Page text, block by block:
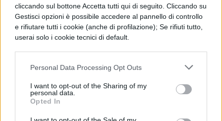
cliccando sul bottone Accetta tutti qui di seguito. Cliccando su
Gestisci opzioni è possibile accedere al pannello di controllo
e rifiutare tutti i cookie (anche di profilazione); Se rifiuti tutto,
userai solo i cookie tecnici di default.
Personal Data Processing Opt Outs
I want to opt-out of the Sharing of my
personal data.
Opted In
Germania di Tacito, Paragrafo 32
LETTERATURA LATINA